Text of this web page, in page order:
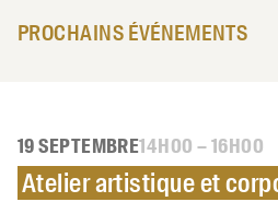
PROCHAINS ÉVÉNEMENTS
19 SEPTEMBRE14H00 – 16H00
Atelier artistique et